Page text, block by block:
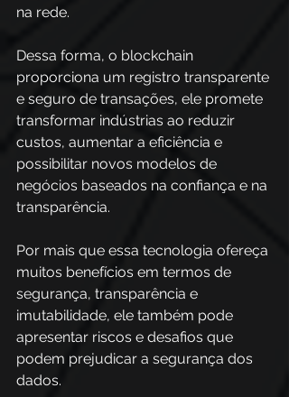
na rede.
Dessa forma, o blockchain
proporciona um registro transparente
e seguro de transações, ele promete
transformar indústrias ao reduzir
custos, aumentar a eficiência e
possibilitar novos modelos de
negócios baseados na confiança e na
transparência.
Por mais que essa tecnologia ofereça
muitos benefícios em termos de
segurança, transparência e
imutabilidade, ele também pode
apresentar riscos e desafios que
podem prejudicar a segurança dos
dados.